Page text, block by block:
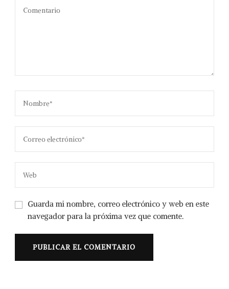
Guarda mi nombre, correo electrónico y web en este
navegador para la próxima vez que comente.